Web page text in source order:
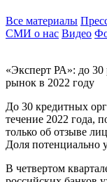
Все материалы
СМИ о нас Видео
«Эксперт РА»: до 30
рынок в 2022 году
До 30 кредитных
течение 2022 года,
только об отзыве
Доля потенциально
В четвертом